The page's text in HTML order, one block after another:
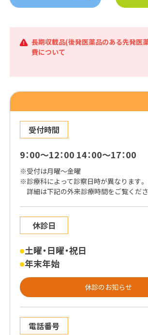
長期収載品(後発医薬品のある先発医
費について
受付時間
9：00～12：00 14：00～17：00
※受付は月曜～金曜
※診療科によって診察日時が異なります。
詳細は下記の外来診療時間をご覧くださ
休診日
●土曜・日曜・祝日
●年末年始
休診のお知らせ
電話番号